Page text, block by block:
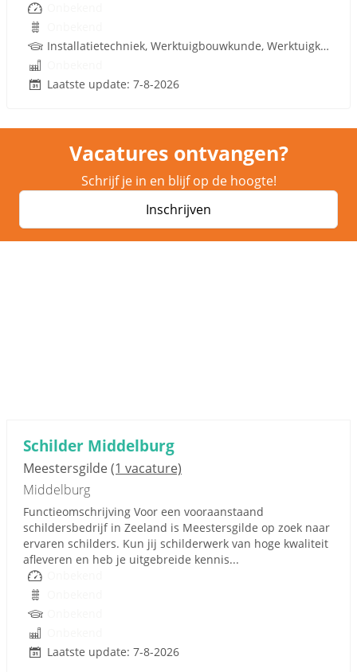
Installatietechniek, Werktuigbouwkunde, Werktuigkundige, Rijbewijs
Laatste update: 7-8-2026
Vacatures ontvangen?
Schrijf je in en blijf op de hoogte!
Inschrijven
Schilder Middelburg
Meestersgilde(1 vacature)
Middelburg
Functieomschrijving Voor een vooraanstaand
schildersbedrijf in Zeeland is Meestersgilde op zoek naar
ervaren schilders. Kun jij schilderwerk van hoge kwaliteit
afleveren en heb je uitgebreide kennis...
Laatste update: 7-8-2026